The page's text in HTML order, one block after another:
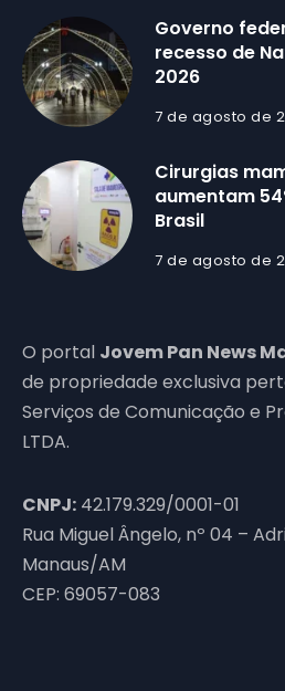
Governo
recesso de
2026
7 de agosto de
Cirurgias
aumentam
Brasil
7 de agosto de
O portal Jovem Pan News
de propriedade exclusiva
Serviços de Comunicação e
LTDA.
CNPJ: 42.179.329/0001-01
Rua Miguel Ângelo, nº 04 –
Manaus/AM
CEP: 69057-083